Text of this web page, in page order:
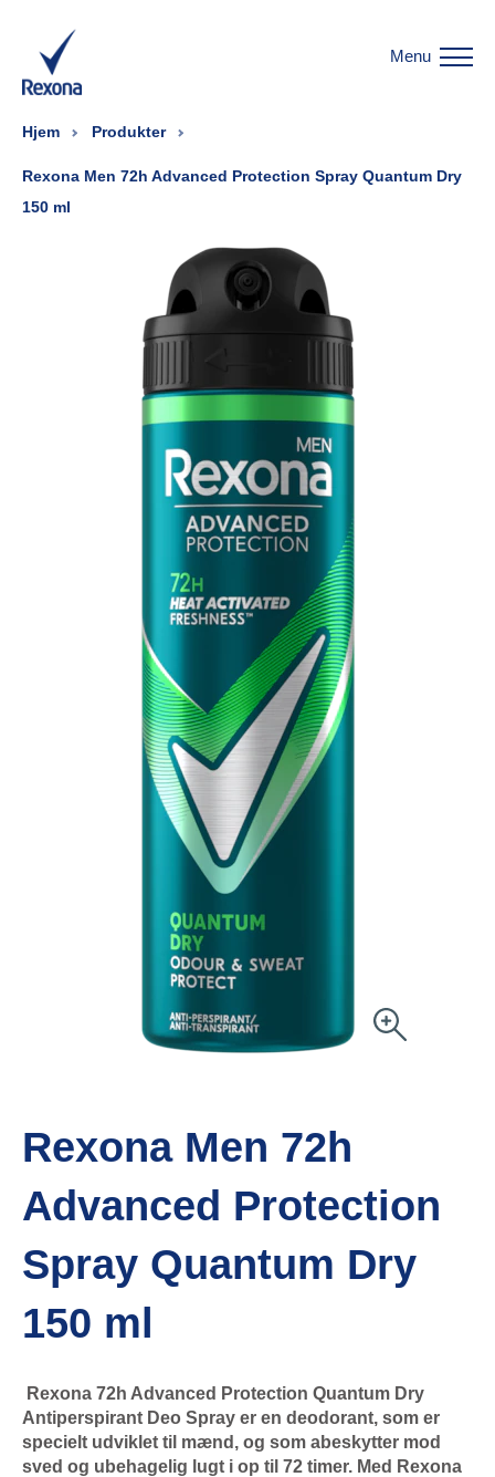
Menu
Hjem Produkter
Rexona Men 72h Advanced Protection Spray Quantum Dry
150 ml
Rexona Men 72h
Advanced Protection
Spray Quantum Dry
150 ml
Rexona 72h Advanced Protection Quantum Dry
Antiperspirant Deo Spray er en deodorant, som er
specielt udviklet til mænd, og som abeskytter mod
sved og ubehagelig lugt i op til 72 timer. Med Rexona